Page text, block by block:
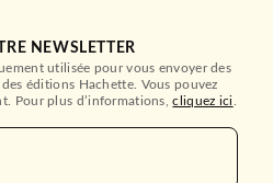
NEWSLETTER
utilisée pour vous envoyer des
éditions Hachette. Vous pouvez
Pour plus d’informations,cliquez ici